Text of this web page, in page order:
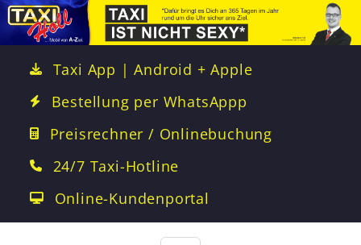
Taxi App | Android + Apple
Bestellung per WhatsAppp
Preisrechner / Onlinebuchung
24/7 Taxi-Hotline
Online-Kundenportal